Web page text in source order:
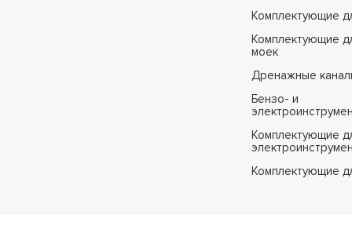
Комплектующие
Комплектующие
моек
Дренажные
Бензо- и
Комплектующие
Комплектующие